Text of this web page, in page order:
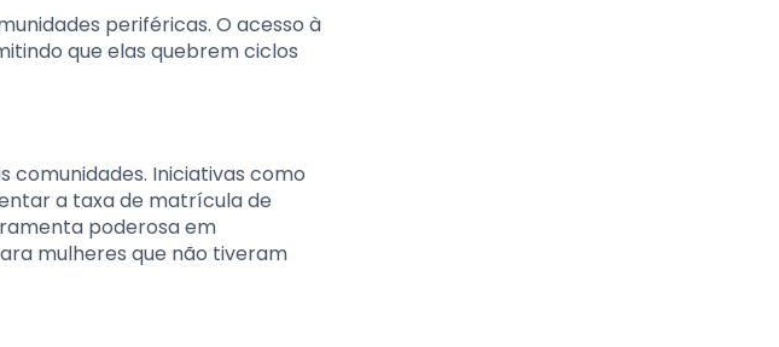
periféricas. O acesso à
que elas quebrem ciclos
comunidades. Iniciativas como
a taxa de matrícula de
poderosa em
mulheres que não tiveram